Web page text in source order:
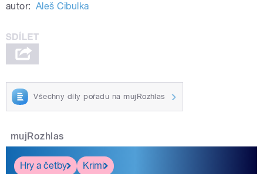
autor: Aleš Cibulka
Všechny díly pořadu na mujRozhlas
mujRozhlas
Hry a četby
Krimi